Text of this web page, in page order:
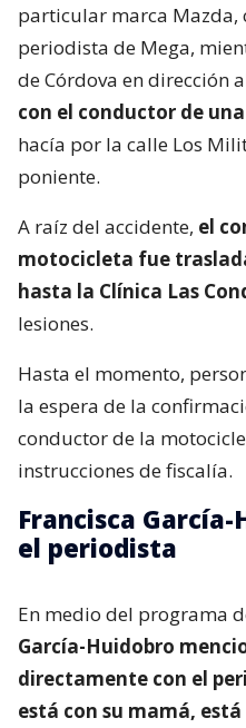
particular marca Mazda,
periodista de Mega,
de Córdova en dirección
con el conductor de
hacía por la calle Los
poniente.
A raíz del accidente, el
motocicleta fue
hasta la Clínica Las
lesiones.
Hasta el momento,
la espera de la
conductor de la
instrucciones de fiscalía.
Francisca
el periodista
En medio del programa
García-Huidobro
directamente con el
está con su mamá, está